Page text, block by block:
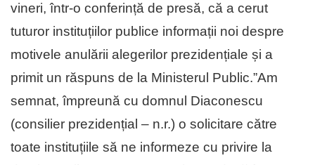
vineri, într-o conferință de presă, că a cerut
tuturor instituțiilor publice informații noi despre
motivele anulării alegerilor prezidențiale și a
primit un răspuns de la Ministerul Public.”Am
semnat, împreună cu domnul Diaconescu
(consilier prezidențial – n.r.) o solicitare către
toate instituțiile să ne informeze cu privire la